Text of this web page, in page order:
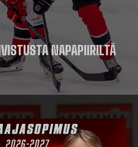
NAPAPIIRILTÄ